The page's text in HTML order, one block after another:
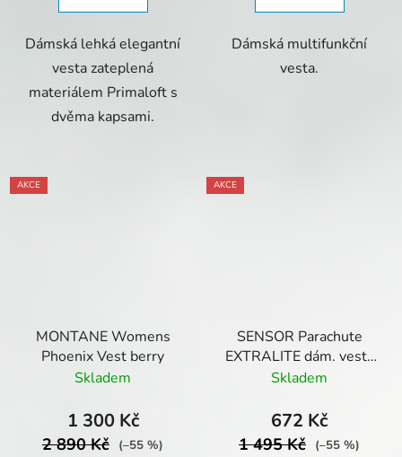
Dámská lehká elegantní
vesta zateplená
materiálem Primaloft s
dvěma kapsami.
Dámská multifunkční
vesta.
AKCE
MONTANE Womens
Phoenix Vest berry
Skladem
1 300 Kč
2 890 Kč (–55 %)
AKCE
SENSOR Parachute
EXTRALITE dám. vesta
reflex žlutá
Skladem
672 Kč
1 495 Kč (–55 %)